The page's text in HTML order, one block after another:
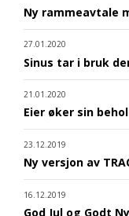
Ny rammeavtale
27.01.2020
Sinus tar i bruk
21.01.2020
Eier øker sin
23.12.2019
Ny versjon av
16.12.2019
God Jul og Godt